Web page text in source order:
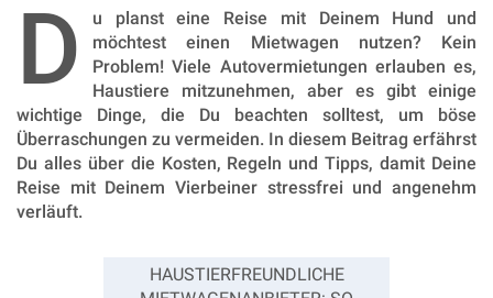
D
u planst eine Reise mit Deinem Hund und
möchtest einen Mietwagen nutzen? Kein
Problem! Viele Autovermietungen erlauben es,
Haustiere mitzunehmen, aber es gibt einige
wichtige Dinge, die Du beachten solltest, um böse
Überraschungen zu vermeiden. In diesem Beitrag erfährst
Du alles über die Kosten, Regeln und Tipps, damit Deine
Reise mit Deinem Vierbeiner stressfrei und angenehm
verläuft.
HAUSTIERFREUNDLICHE